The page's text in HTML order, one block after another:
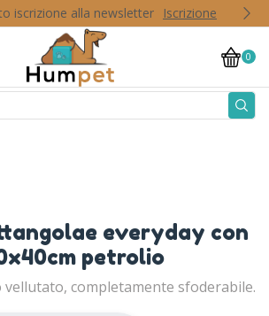
iscrizione alla newsletter Iscrizione
0
everyday con
petrolio
vellutato, completamente sfoderabile.